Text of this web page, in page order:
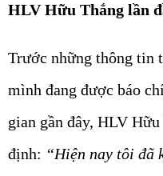
HLV Hữu Thắng lần
Trước những thông tin
mình đang được báo
gian gần đây, HLV
định: “Hiện nay tôi đã